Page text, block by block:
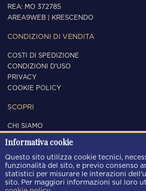
REA: MO 372785
AREA9WEB
KRESCENDO
CONDIZIONI DI VENDITA
COSTI DI SPEDIZIONE
CONDIZIONI D'USO
PRIVACY
COOKIE POLICY
SCOPRI
CHI SIAMO
CONTATTI
SEGUICI
Informativa cookie
Questo sito utilizza cookie tecnici,
funzionalità del sito, e previo consenso
statistici per misurare le interazioni
sito. Per maggiori informazioni sul loro